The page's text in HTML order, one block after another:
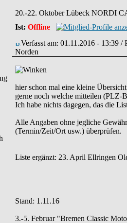
20.-22. Oktober Lübeck NORDI
Ist: Offline
Verfasst am: 01.11.2016 - 13:39 /
Norden
hier schon mal eine kleine
gerne noch welche mitteilen (PLZ-
Ich habe nichts dagegen, das die
Alle Angaben ohne jegliche
(Termin/Zeit/Ort usw.) überprüfen.
Liste ergänzt: 23. April Ellringen
Stand: 1.11.16
3.-5. Februar "Bremen Classic